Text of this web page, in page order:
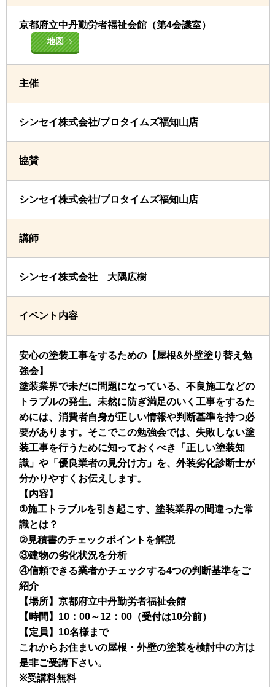
京都府立中丹勤労者福祉会館（第4会議室）
地図
主催
シンセイ株式会社/プロタイムズ福知山店
協賛
シンセイ株式会社/プロタイムズ福知山店
講師
シンセイ株式会社 大隅広樹
イベント内容
安心の塗装工事をするための【屋根&外壁塗り替え勉
強会】
塗装業界で未だに問題になっている、不良施工などの
トラブルの発生。未然に防ぎ満足のいく工事をするた
めには、消費者自身が正しい情報や判断基準を持つ必
要があります。そこでこの勉強会では、失敗しない塗
装工事を行うために知っておくべき「正しい塗装知
識」や「優良業者の見分け方」を、外装劣化診断士が
分かりやすくお伝えします。
【内容】
①施工トラブルを引き起こす、塗装業界の間違った常
識とは？
②見積書のチェックポイントを解説
③建物の劣化状況を分析
④信頼できる業者かチェックする4つの判断基準をご
紹介
【場所】京都府立中丹勤労者福祉会館
【時間】10：00～12：00（受付は10分前）
【定員】10名様まで
これからお住まいの屋根・外壁の塗装を検討中の方は
是非ご受講下さい。
※受講料無料